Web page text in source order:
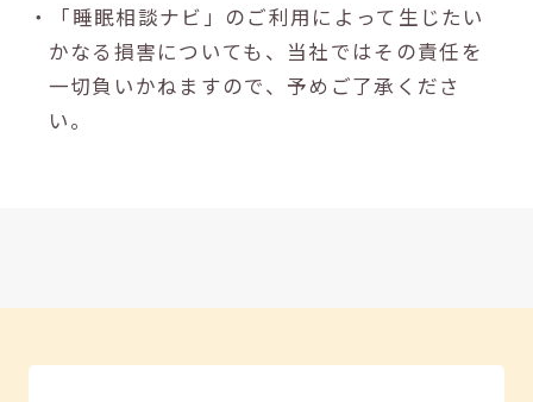
・「睡眠相談ナビ」のご利用によって生じたい
かなる損害についても、当社ではその責任を
一切負いかねますので、予めご了承くださ
い。